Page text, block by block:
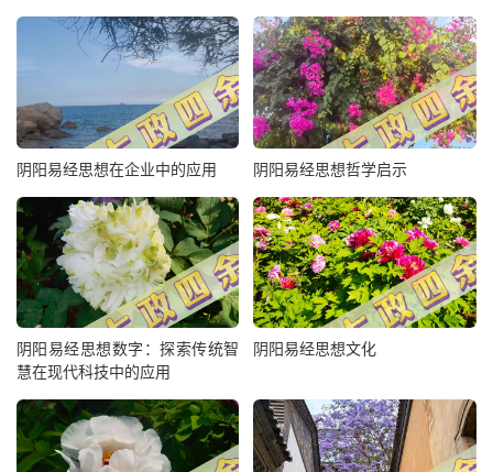
阴阳易经思想在企业中的应用 阴阳易经思想哲学启示
阴阳易经思想数字：探索传统智
慧在现代科技中的应用
阴阳易经思想文化